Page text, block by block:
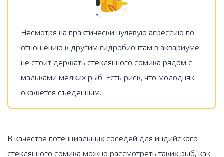
Несмотря на практически нулевую агрессию по
отношению к другим гидробионтам в аквариуме,
не стоит держать стеклянного сомика рядом с
мальками мелких рыб. Есть риск, что молодняк
окажется съеденным.
В качестве потенциальных соседей для индийского
стеклянного сомика можно рассмотреть таких рыб, как: